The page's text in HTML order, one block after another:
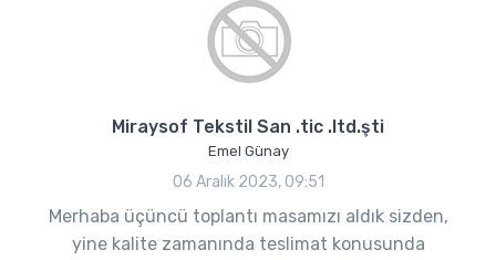
Miraysof Tekstil San .tic .ltd.şti
Emel Günay
06 Aralık 2023, 09:51
Merhaba üçüncü toplantı masamızı aldık sizden,
yine kalite zamanında teslimat konusunda